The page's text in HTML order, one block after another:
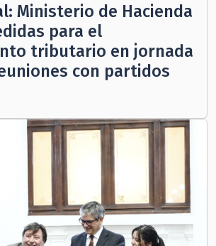
Ministerio de Hacienda
para el
tributario en jornada
con partidos